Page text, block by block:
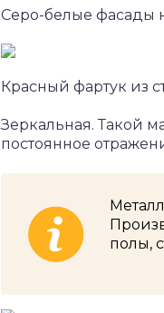
Серо-белые фасады
Красный фартук из
Зеркальная. Такой
постоянное
полы,